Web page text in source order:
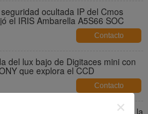
ocultada IP del Cmos
el IRIS Ambarella A5S66 SOC
Contacto
del lux bajo de Digitaces mini con
que explora el CCD
Contacto
dual ocultada IP de la ayuda de la